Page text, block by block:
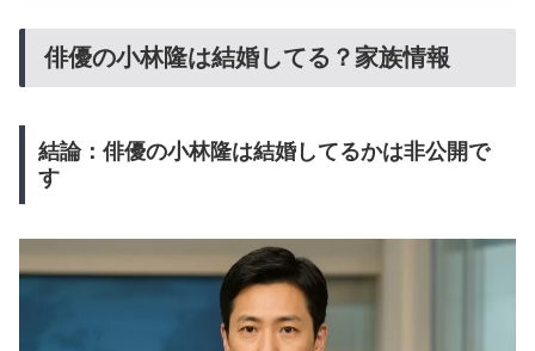
俳優の小林隆は結婚してる？家族情報
結論：俳優の小林隆は結婚してるかは非公開で
す